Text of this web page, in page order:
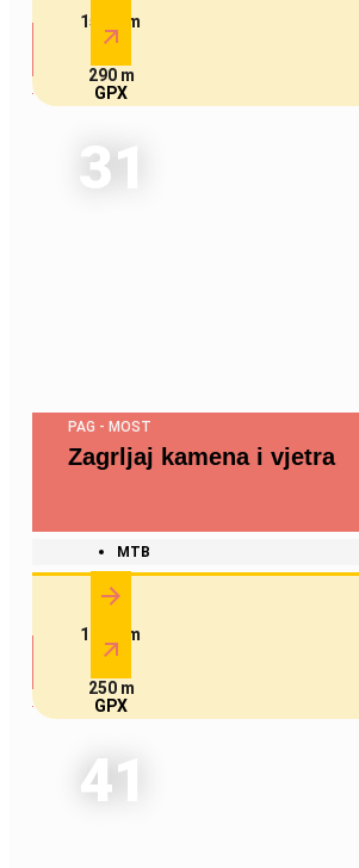
15.1 km
290 m
GPX
31
PAG - MOST
Zagrljaj kamena i vjetra
MTB
18.3 km
250 m
GPX
41